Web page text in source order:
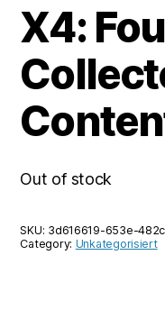
X4:
Out of stock
SKU: 3d616619-653e-
Category: Unkategorisiert